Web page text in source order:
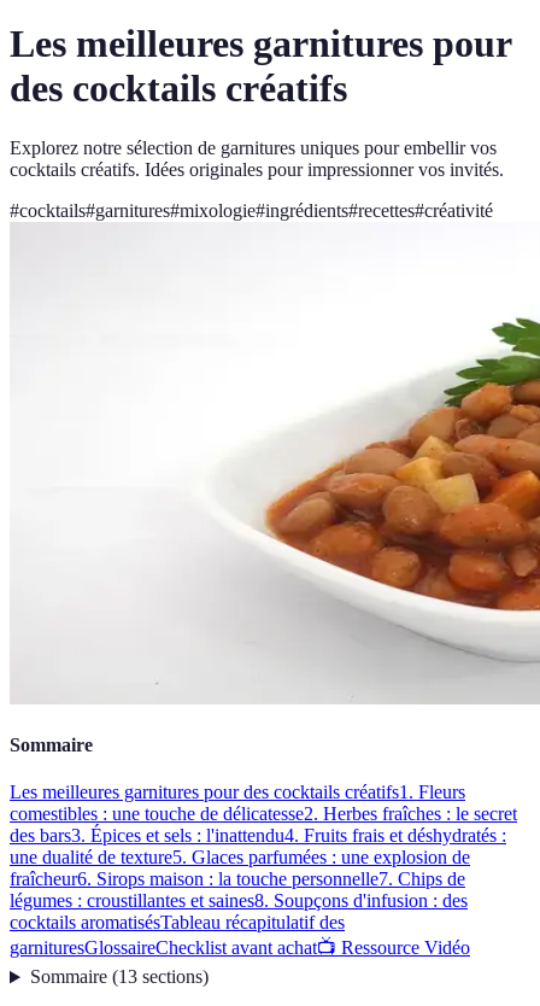
Les meilleures garnitures pour
des cocktails créatifs
Explorez notre sélection de garnitures uniques pour embellir vos
cocktails créatifs. Idées originales pour impressionner vos invités.
#cocktails#garnitures#mixologie#ingrédients#recettes#créativité
Sommaire
Les meilleures garnitures pour des cocktails créatifs1. Fleurs
comestibles : une touche de délicatesse2. Herbes fraîches : le secret
des bars3. Épices et sels : l'inattendu4. Fruits frais et déshydratés :
une dualité de texture5. Glaces parfumées : une explosion de
fraîcheur6. Sirops maison : la touche personnelle7. Chips de
légumes : croustillantes et saines8. Soupçons d'infusion : des
cocktails aromatisésTableau récapitulatif des
garnituresGlossaireChecklist avant achat📺 Ressource Vidéo
Sommaire(13 sections)